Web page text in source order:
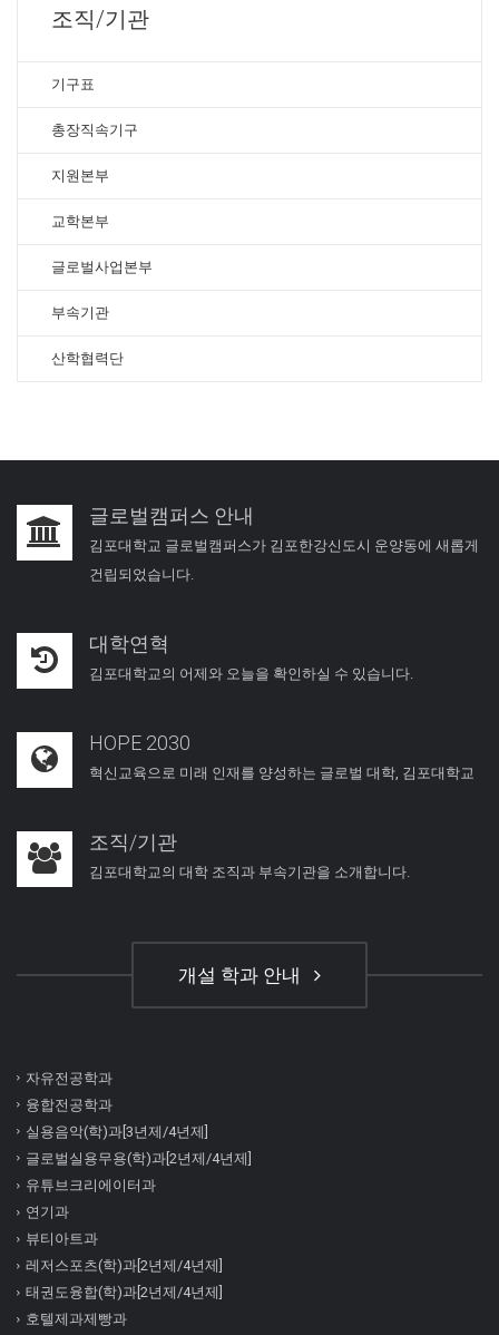
조직/기관
기구표
총장직속기구
지원본부
교학본부
글로벌사업본부
부속기관
산학협력단
글로벌캠퍼스 안내
김포대학교 글로벌캠퍼스가 김포한강신도시 운양동에 새롭게
건립되었습니다.
대학연혁
김포대학교의 어제와 오늘을 확인하실 수 있습니다.
HOPE 2030
혁신교육으로 미래 인재를 양성하는 글로벌 대학, 김포대학교
조직/기관
김포대학교의 대학 조직과 부속기관을 소개합니다.
개설 학과 안내
자유전공학과
융합전공학과
실용음악(학)과[3년제/4년제]
글로벌실용무용(학)과[2년제/4년제]
유튜브크리에이터과
연기과
뷰티아트과
레저스포츠(학)과[2년제/4년제]
태권도융합(학)과[2년제/4년제]
호텔제과제빵과